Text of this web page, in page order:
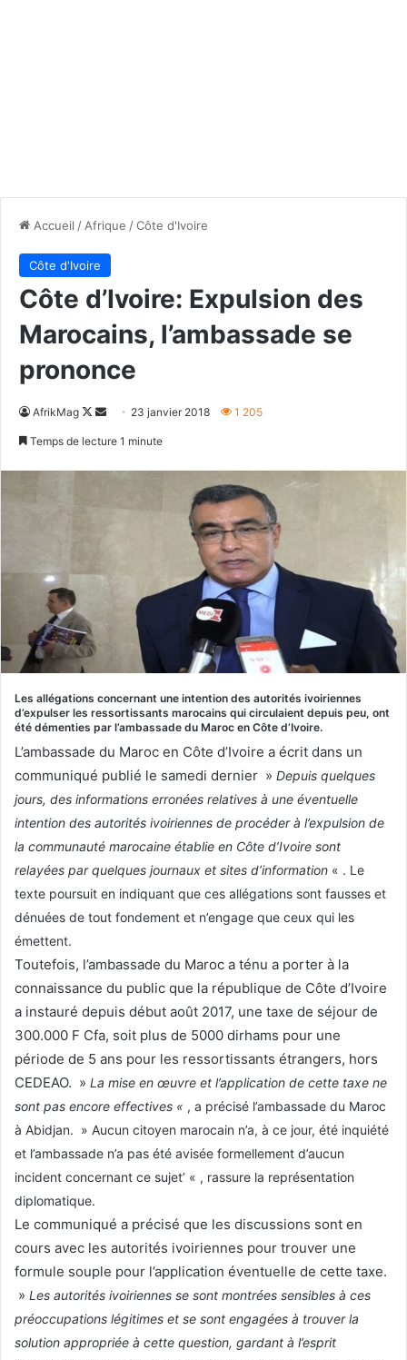
Accueil / Afrique /Côte d'Ivoire
Côte d'Ivoire
Côte d’Ivoire: Expulsion des
Marocains, l’ambassade se
prononce
AfrikMag
Follow
Envoyer23 janvier 2018 1 205
Temps de lecture 1 minute
Les allégations concernant une intention des autorités ivoiriennes
d’expulser les ressortissants marocains qui circulaient depuis peu, ont
été démenties par l’ambassade du Maroc en Côte d’Ivoire.
L’ambassade du Maroc en Côte d’Ivoire a écrit dans un
communiqué publié le samedi dernier » Depuis quelques
jours, des informations erronées relatives à une éventuelle
intention des autorités ivoiriennes de procéder à l’expulsion de
la communauté marocaine établie en Côte d’Ivoire sont
relayées par quelques journaux et sites d’information « . Le
texte poursuit en indiquant que ces allégations sont fausses et
dénuées de tout fondement et n’engage que ceux qui les
émettent.
Toutefois, l’ambassade du Maroc a ténu a porter à la
connaissance du public que la république de Côte d’Ivoire
a instauré depuis début août 2017, une taxe de séjour de
300.000 F Cfa, soit plus de 5000 dirhams pour une
période de 5 ans pour les ressortissants étrangers, hors
CEDEAO. » La mise en œuvre et l’application de cette taxe ne
sont pas encore effectives « , a précisé l’ambassade du Maroc
à Abidjan. » Aucun citoyen marocain n’a, à ce jour, été inquiété
et l’ambassade n’a pas été avisée formellement d’aucun
incident concernant ce sujet’ « , rassure la représentation
diplomatique.
Le communiqué a précisé que les discussions sont en
cours avec les autorités ivoiriennes pour trouver une
formule souple pour l’application éventuelle de cette taxe.
» Les autorités ivoiriennes se sont montrées sensibles à ces
préoccupations légitimes et se sont engagées à trouver la
solution appropriée à cette question, gardant à l’esprit